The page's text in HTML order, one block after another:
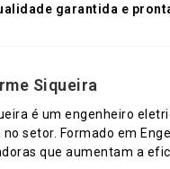
garantida e
Siqueira
é um engenheiro
setor. Formado em
que aumentam a